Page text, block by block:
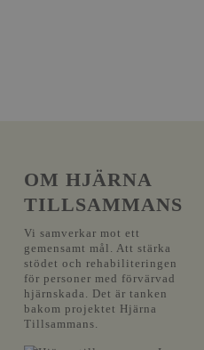
OM HJÄRNA
TILLSAMMANS
Vi samverkar mot ett
gemensamt mål. Att stärka
stödet och rehabiliteringen
för personer med förvärvad
hjärnskada. Det är tanken
bakom projektet Hjärna
Tillsammans.